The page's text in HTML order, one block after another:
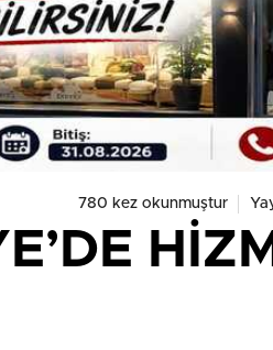
780 kez okunmuştur